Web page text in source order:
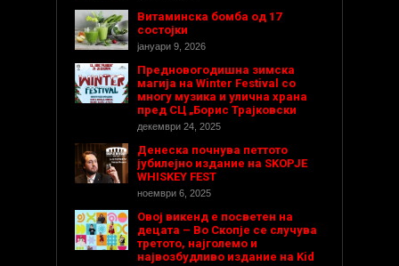
Витаминска бомба од 17
состојки
јануари 9, 2026
Предновогодишнa зимска
магија на Winter Festival со
многу музика и улична храна
пред СЦ „Борис Трајковски
декември 24, 2025
Денеска почнува петтото
јубилејно издание на SKOPJE
WHISKEY FEST
ноември 6, 2025
Овој викенд е посветен на
децата – Во Скопје се случува
третото, најголемо и
највозбудливо издание на Kid